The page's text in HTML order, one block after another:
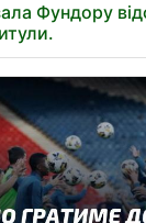
Фундору